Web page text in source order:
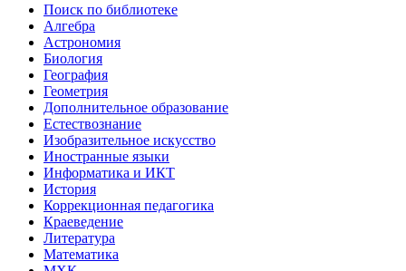
Поиск по библиотеке
Алгебра
Астрономия
Биология
География
Геометрия
Дополнительное образование
Естествознание
Изобразительное искусство
Иностранные языки
Информатика и ИКТ
История
Коррекционная педагогика
Краеведение
Литература
Математика